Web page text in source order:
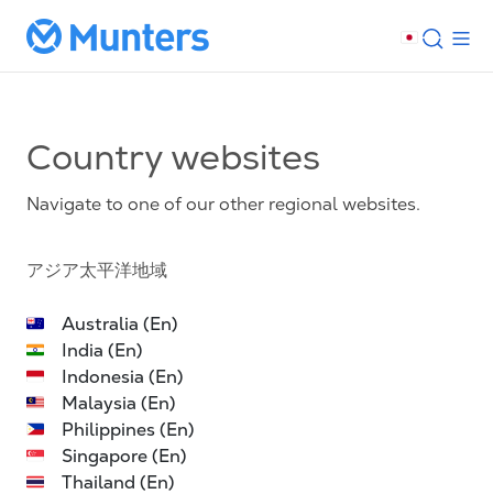
Country websites
Navigate to one of our other regional websites.
アジア太平洋地域
Australia (En)
India (En)
Indonesia (En)
Malaysia (En)
Philippines (En)
Singapore (En)
Thailand (En)